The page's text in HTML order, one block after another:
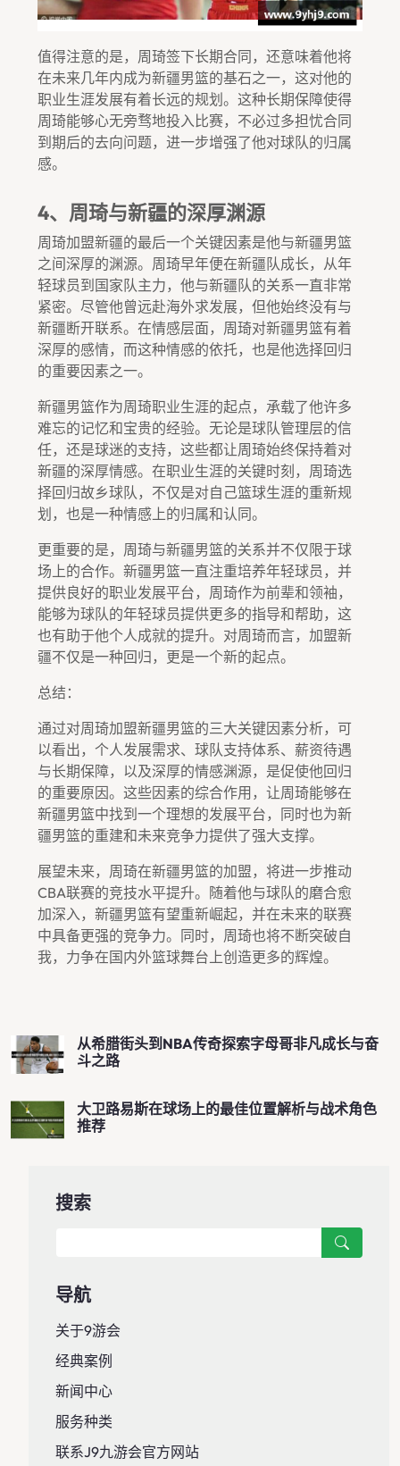
值得注意的是，周琦签下长期合同，还意味着他将
在未来几年内成为新疆男篮的基石之一，这对他的
职业生涯发展有着长远的规划。这种长期保障使得
周琦能够心无旁骛地投入比赛，不必过多担忧合同
到期后的去向问题，进一步增强了他对球队的归属
感。
4、周琦与新疆的深厚渊源
周琦加盟新疆的最后一个关键因素是他与新疆男篮
之间深厚的渊源。周琦早年便在新疆队成长，从年
轻球员到国家队主力，他与新疆队的关系一直非常
紧密。尽管他曾远赴海外求发展，但他始终没有与
新疆断开联系。在情感层面，周琦对新疆男篮有着
深厚的感情，而这种情感的依托，也是他选择回归
的重要因素之一。
新疆男篮作为周琦职业生涯的起点，承载了他许多
难忘的记忆和宝贵的经验。无论是球队管理层的信
任，还是球迷的支持，这些都让周琦始终保持着对
新疆的深厚情感。在职业生涯的关键时刻，周琦选
择回归故乡球队，不仅是对自己篮球生涯的重新规
划，也是一种情感上的归属和认同。
更重要的是，周琦与新疆男篮的关系并不仅限于球
场上的合作。新疆男篮一直注重培养年轻球员，并
提供良好的职业发展平台，周琦作为前辈和领袖，
能够为球队的年轻球员提供更多的指导和帮助，这
也有助于他个人成就的提升。对周琦而言，加盟新
疆不仅是一种回归，更是一个新的起点。
总结：
通过对周琦加盟新疆男篮的三大关键因素分析，可
以看出，个人发展需求、球队支持体系、薪资待遇
与长期保障，以及深厚的情感渊源，是促使他回归
的重要原因。这些因素的综合作用，让周琦能够在
新疆男篮中找到一个理想的发展平台，同时也为新
疆男篮的重建和未来竞争力提供了强大支撑。
展望未来，周琦在新疆男篮的加盟，将进一步推动
CBA联赛的竞技水平提升。随着他与球队的磨合愈
加深入，新疆男篮有望重新崛起，并在未来的联赛
中具备更强的竞争力。同时，周琦也将不断突破自
我，力争在国内外篮球舞台上创造更多的辉煌。
从希腊街头到NBA传奇探索字母哥非凡成长与奋
斗之路
大卫路易斯在球场上的最佳位置解析与战术角色
推荐
搜索
导航
关于9游会
经典案例
新闻中心
服务种类
联系J9九游会官方网站